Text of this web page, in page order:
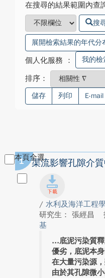
在搜尋的結果範圍內查
搜
展開檢索結果的年代分
個人化服務 ： 我的檢
排序：
儲存 列印 E-mail
本頁全選
1 渠流影響孔隙介
/ 水利及海洋工程
研究生： 張經昌
基
底泥污染質
優劣，底泥本
在大量污染源
由於其孔隙微